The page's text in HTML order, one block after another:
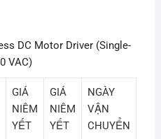
DC Motor Driver (Single-
VAC)
GIÁ
NIÊM
YẾT
GIÁ
NIÊM
YẾT
NGÀY
VẬN
CHUYỂN